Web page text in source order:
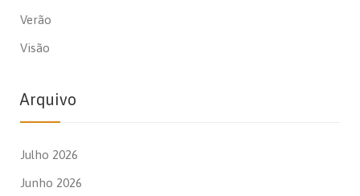
Verão
Visão
Arquivo
Julho 2026
Junho 2026